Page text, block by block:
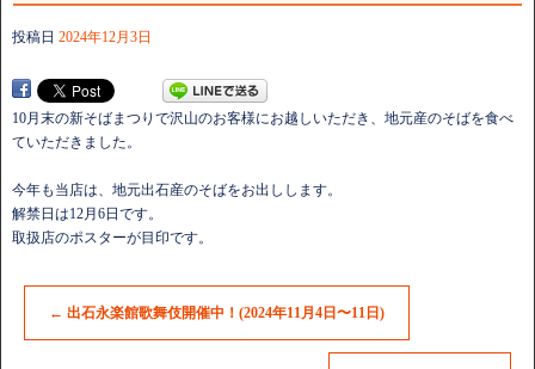
投稿日 2024年12月3日
10月末の新そばまつりで沢山のお客様にお越しいただき、地元産のそばを食べ
ていただきました。
今年も当店は、地元出石産のそばをお出しします。
解禁日は12月6日です。
取扱店のポスターが目印です。
← 出石永楽館歌舞伎開催中！(2024年11月4日〜11日)